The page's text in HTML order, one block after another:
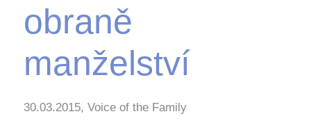
obraně
manželství
30.03.2015, Voice of the Family